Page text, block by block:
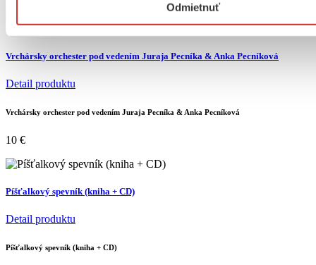
Odmietnuť
Vrchársky orchester pod vedením Juraja Pecníka & Anka Pecníková
Detail produktu
Vrchársky orchester pod vedením Juraja Pecníka & Anka Pecníková
10 €
Píšťalkový spevník (kniha + CD)
Detail produktu
Píšťalkový spevník (kniha + CD)